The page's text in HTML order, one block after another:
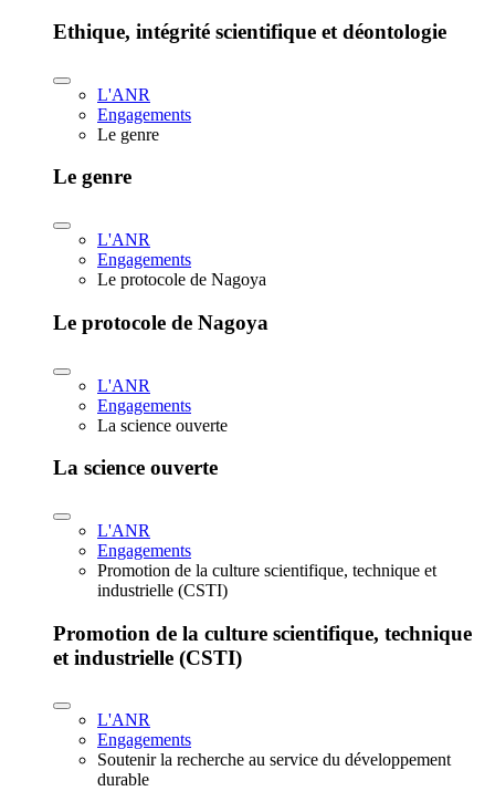
Ethique, intégrité scientifique et déontologie
L'ANR
Engagements
Le genre
Le genre
L'ANR
Engagements
Le protocole de Nagoya
Le protocole de Nagoya
L'ANR
Engagements
La science ouverte
La science ouverte
L'ANR
Engagements
Promotion de la culture scientifique, technique et
industrielle (CSTI)
Promotion de la culture scientifique, technique
et industrielle (CSTI)
L'ANR
Engagements
Soutenir la recherche au service du développement
durable